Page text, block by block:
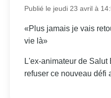
Publié le jeudi 23 avril à
«Plus jamais je vais
vie là»
L'ex-animateur de
refuser ce nouveau défi